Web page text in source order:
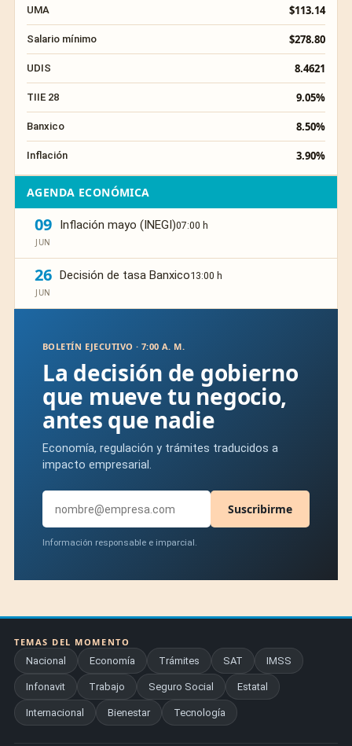
UMA $113.14
Salario mínimo $278.80
UDIS 8.4621
TIIE 28 9.05%
Banxico 8.50%
Inflación 3.90%
AGENDA ECONÓMICA
09
JUN
Inflación mayo (INEGI)07:00 h
26
JUN
Decisión de tasa Banxico13:00 h
BOLETÍN EJECUTIVO · 7:00 A. M.
La decisión de gobierno
que mueve tu negocio,
antes que nadie
Economía, regulación y trámites traducidos a
impacto empresarial.
Suscribirme
Información responsable e imparcial.
TEMAS DEL MOMENTO
Nacional
Economía Trámites SAT IMSS
Infonavit Trabajo Seguro Social Estatal
Internacional Bienestar Tecnología